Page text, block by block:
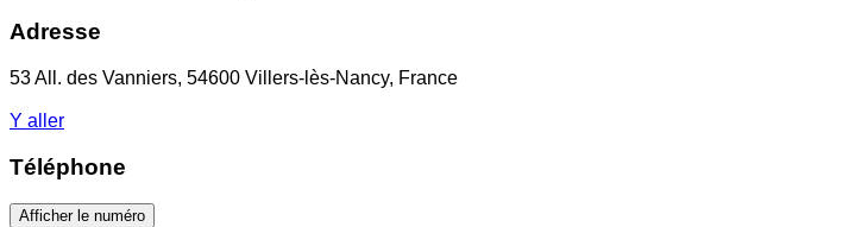
Adresse
53 All. des Vanniers, 54600 Villers-lès-Nancy, France
Y aller
Téléphone
Afficher le numéro